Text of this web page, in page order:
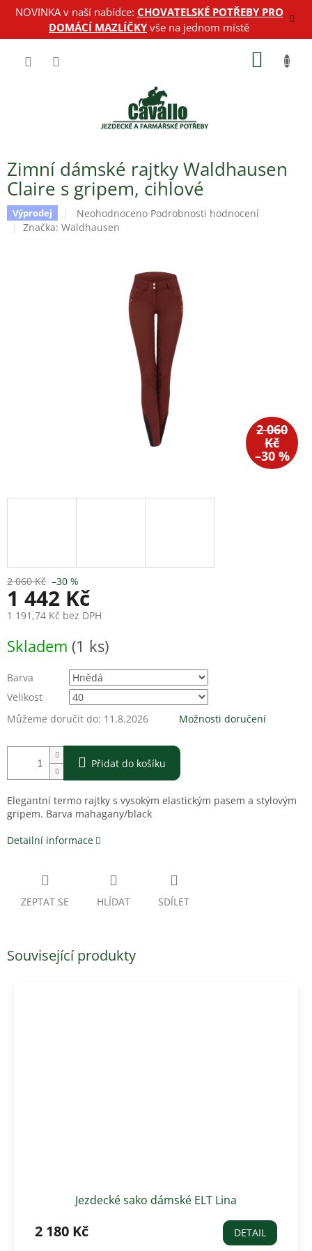
PřejítNOVINKA v naší nabídce: CHOVATELSKÉ POTŘEBY PRO
DOMÁCÍ MAZLÍČKYvše na jednom místě
Zimní dámské rajtky Waldhausen
Claire s gripem, cihlové
Výprodej
Průměrné
hodnocení
Neohodnoceno Podrobnosti hodnocení
Značka: Waldhausen
2 060
Kč
–30 %
2 060 Kč –30 %
1 442 Kč
1 191,74 Kč bez DPH
cena:
Skladem (1 ks)
Barva
Velikost
Můžeme doručit do: 11.8.2026 Možnosti doručení
Přidat do košíku
Elegantní termo rajtky s vysokým elastickým pasem a stylovým
gripem. Barva mahagany/black
Detailní informace
ZEPTAT SE HLÍDAT SDÍLET
Související produkty
Jezdecké sako dámské ELT Lina
2 180 Kč DETAIL